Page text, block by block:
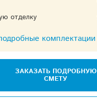
отделку
комплектации
ЗАКАЗАТЬ ПОДРОБНУЮ
СМЕТУ